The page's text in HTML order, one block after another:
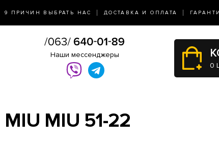
9 ПРИЧИН ВЫБРАТЬ НАС ДОСТАВКА И ОПЛАТА
Наши мессенджеры
0
MIU 51-22